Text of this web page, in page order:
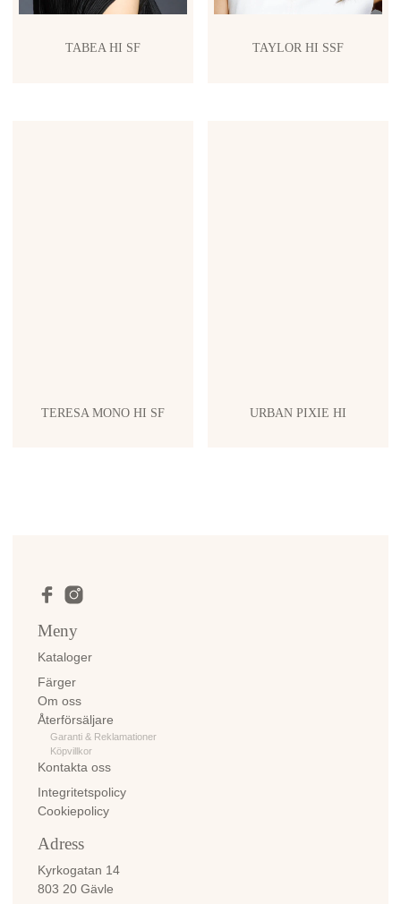
TABEA HI SF TAYLOR HI SSF
TERESA MONO HI SF URBAN PIXIE HI
Meny
Kataloger
Färger
Om oss
Återförsäljare
Garanti & Reklamationer
Köpvillkor
Kontakta oss
Integritetspolicy
Cookiepolicy
Adress
Kyrkogatan 14
803 20 Gävle